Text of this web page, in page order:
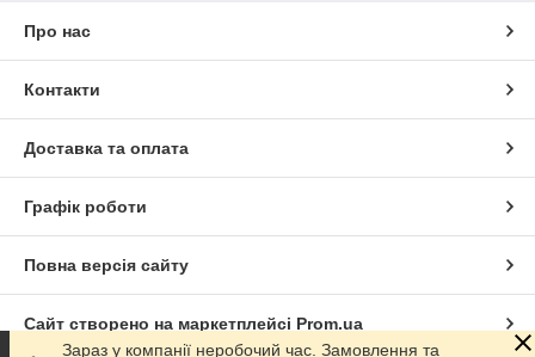
Про нас
Контакти
Доставка та оплата
Графік роботи
Повна версія сайту
Сайт створено на маркетплейсі Prom.ua
Зараз у компанії неробочий час. Замовлення та